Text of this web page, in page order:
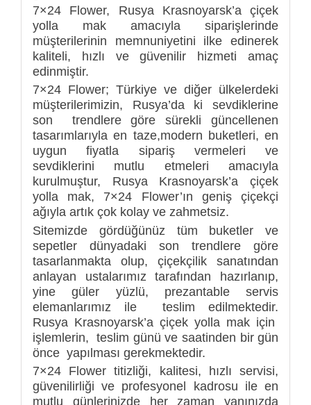
7×24 Flower, Rusya Krasnoyarsk’a çiçek
yolla mak amacıyla siparişlerinde
müşterilerinin memnuniyetini ilke edinerek
kaliteli, hızlı ve güvenilir hizmeti amaç
edinmiştir.
7×24 Flower; Türkiye ve diğer ülkelerdeki
müşterilerimizin, Rusya’da ki sevdiklerine
son trendlere göre sürekli güncellenen
tasarımlarıyla en taze,modern buketleri, en
uygun fiyatla sipariş vermeleri ve
sevdiklerini mutlu etmeleri amacıyla
kurulmuştur, Rusya Krasnoyarsk’a çiçek
yolla mak, 7×24 Flower’ın geniş çiçekçi
ağıyla artık çok kolay ve zahmetsiz.
Sitemizde gördüğünüz tüm buketler ve
sepetler dünyadaki son trendlere göre
tasarlanmakta olup, çiçekçilik sanatından
anlayan ustalarımız tarafından hazırlanıp,
yine güler yüzlü, prezantable servis
elemanlarımız ile teslim edilmektedir.
Rusya Krasnoyarsk’a çiçek yolla mak için
işlemlerin, teslim günü ve saatinden bir gün
önce yapılması gerekmektedir.
7×24 Flower titizliği, kalitesi, hızlı servisi,
güvenilirliği ve profesyonel kadrosu ile en
mutlu günlerinizde her zaman yanınızda